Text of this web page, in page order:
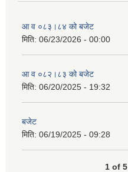
आ व ०८३।८४ को बजेट
मिति: 06/23/2026 - 00:00
आ व ०८२।८३ को बजेट
मिति: 06/20/2025 - 19:32
बजेट
मिति: 06/19/2025 - 09:28
1 of 5